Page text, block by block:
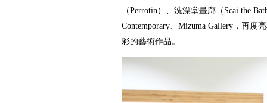
（Perrotin）、洗澡堂畫廊（Scai the
Contemporary、Mizuma Gallery，再度
彩的藝術作品。